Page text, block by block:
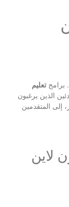
. برامج تعليم
الذين يرغبون
إلى المتقدمين
لاين